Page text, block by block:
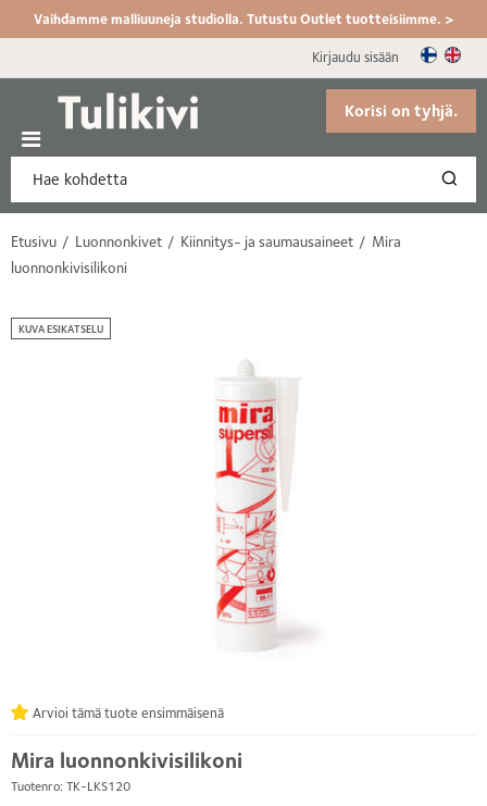
Vaihdamme malliuuneja studiolla. Tutustu Outlet tuotteisiimme. >
Kirjaudu sisään
Korisi on tyhjä.
Etusivu Luonnonkivet Kiinnitys- ja saumausaineet
Mira
luonnonkivisilikoni
Mira luonnonkivisilikoni
Tuotenro: TK-LKS120
Arvioi tämä tuote ensimmäisenä
KUVA ESIKATSELU